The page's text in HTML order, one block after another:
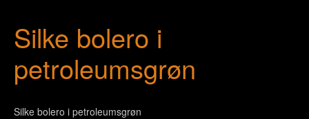
Silke bolero i
petroleumsgrøn
Silke bolero i petroleumsgrøn